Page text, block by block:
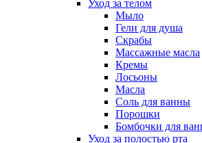
Уход за телом
Мыло
Гели для душа
Скрабы
Массажные масла
Кремы
Лосьоны
Масла
Соль для ванны
Порошки
Бомбочки для
Уход за полостью рта